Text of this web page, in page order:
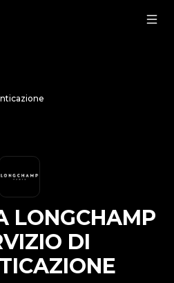
LONGCHAMP
DI